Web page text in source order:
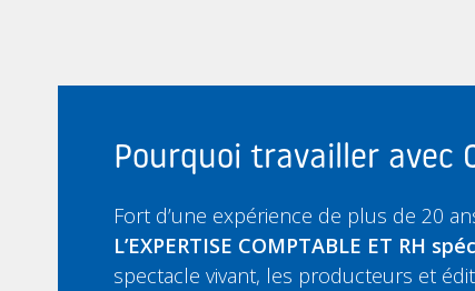
Pourquoi travailler avec
Fort d’une expérience de plus de 20
L’EXPERTISE COMPTABLE ET RH
spectacle vivant, les producteurs et